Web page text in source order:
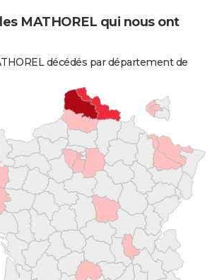
MATHOREL qui nous ont
décédés par département de